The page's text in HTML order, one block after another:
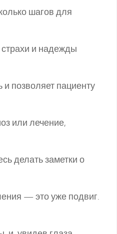
шагов для
и надежды
позволяет пациенту
или лечение,
делать заметки о
— это уже подвиг.